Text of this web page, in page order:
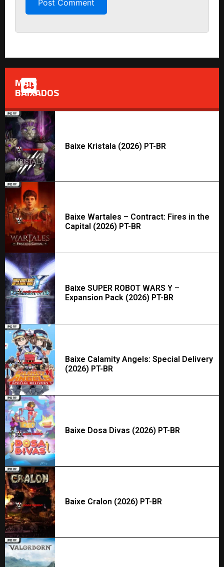
MAIS
BAIXADOS
Baixe Kristala (2026) PT-BR
Baixe Wartales – Contract: Fires in the
Capital (2026) PT-BR
Baixe SUPER ROBOT WARS Y –
Expansion Pack (2026) PT-BR
Baixe Calamity Angels: Special Delivery
(2026) PT-BR
Baixe Dosa Divas (2026) PT-BR
Baixe Cralon (2026) PT-BR